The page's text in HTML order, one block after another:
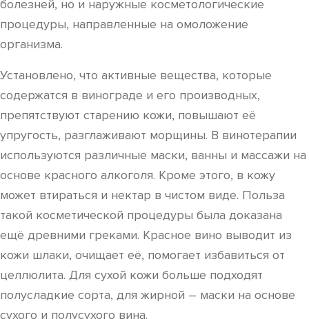
болезней, но и наружные косметологические
процедуры, направленные на омоложение
организма.
Установлено, что активные вещества, которые
содержатся в винограде и его производных,
препятствуют старению кожи, повышают её
упругость, разглаживают морщины. В винотерапии
используются различные маски, ванны и массажи на
основе красного алкоголя. Кроме этого, в кожу
может втираться и нектар в чистом виде. Польза
такой косметической процедуры была доказана
ещё древними греками. Красное вино выводит из
кожи шлаки, очищает её, помогает избавиться от
целлюлита. Для сухой кожи больше подходят
полусладкие сорта, для жирной – маски на основе
сухого и полусухого вина.